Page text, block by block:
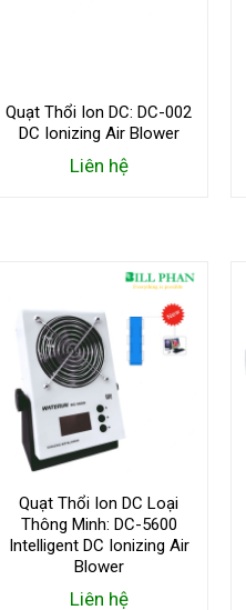
Quạt Thổi Ion DC: DC-002
DC Ionizing Air Blower
Liên hệ
Quạt Thổi Ion DC Loại
Thông Minh: DC-5600
Intelligent DC Ionizing Air
Blower
Liên hệ